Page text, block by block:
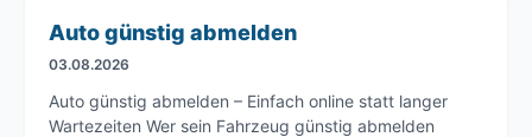
Auto günstig abmelden
03.08.2026
Auto günstig abmelden – Einfach online statt langer
Wartezeiten Wer sein Fahrzeug günstig abmelden